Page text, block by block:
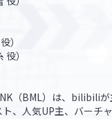
）
）
（BML）は、bilibili
ト、人気UP主、バーチ